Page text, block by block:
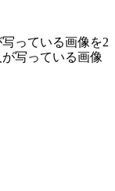
っている画像を2
写っている画像